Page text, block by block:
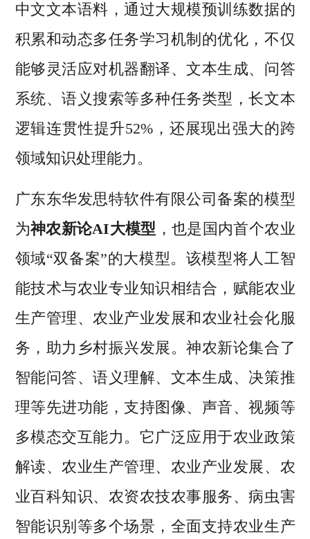
中文文本语料，通过大规模预训练数据的
积累和动态多任务学习机制的优化，不仅
能够灵活应对机器翻译、文本生成、问答
系统、语义搜索等多种任务类型，长文本
逻辑连贯性提升52%，还展现出强大的跨
领域知识处理能力。
广东东华发思特软件有限公司备案的模型
为神农新论AI大模型 ，也是国内首个农业
领域“双备案”的大模型。该模型将人工智
能技术与农业专业知识相结合，赋能农业
生产管理、农业产业发展和农业社会化服
务，助力乡村振兴发展。神农新论集合了
智能问答、语义理解、文本生成、决策推
理等先进功能，支持图像、声音、视频等
多模态交互能力。它广泛应用于农业政策
解读、农业生产管理、农业产业发展、农
业百科知识、农资农技农事服务、病虫害
智能识别等多个场景，全面支持农业生产